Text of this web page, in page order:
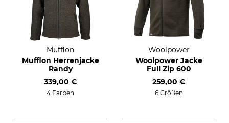
Mufflon
Mufflon Herrenjacke
Randy
339,00 €
4 Farben
Woolpower
Woolpower Jacke
Full Zip 600
259,00 €
6 Größen